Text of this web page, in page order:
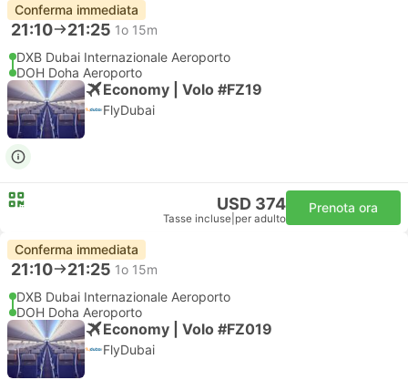
Conferma immediata
21:10 21:25 1o 15m
DXB Dubai Internazionale Aeroporto
DOH Doha Aeroporto
Economy | Volo #FZ19
FlyDubai
USD 374
Tasse incluse per adulto
Prenota ora
Conferma immediata
21:10 21:25 1o 15m
DXB Dubai Internazionale Aeroporto
DOH Doha Aeroporto
Economy | Volo #FZ019
FlyDubai